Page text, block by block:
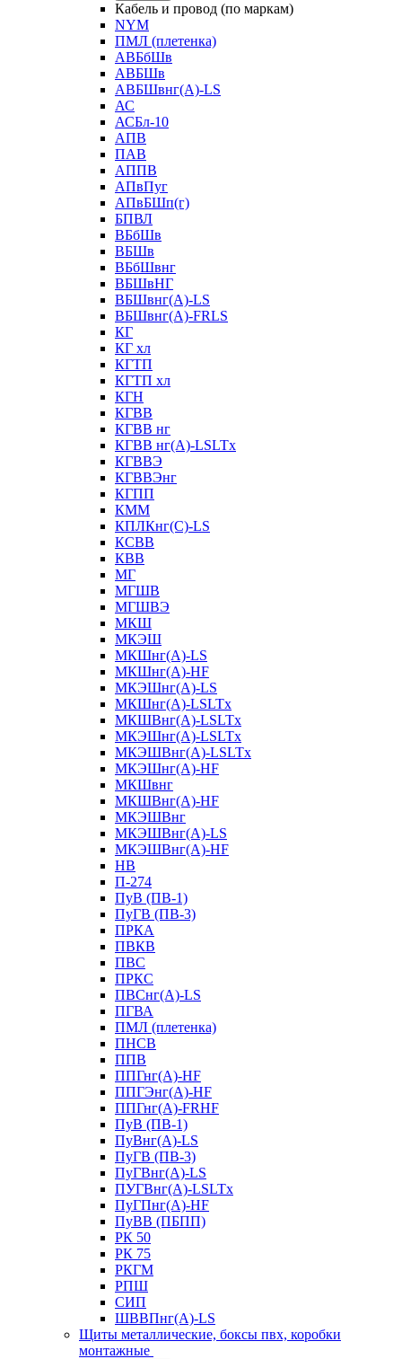
Кабель и провод (по маркам)
NYM
ПМЛ (плетенка)
АВБбШв
АВБШв
АВБШвнг(А)-LS
АС
АСБл-10
АПВ
ПАВ
АППВ
АПвПуг
АПвБШп(г)
БПВЛ
ВБбШв
ВБШв
ВБбШвнг
ВБШвНГ
ВБШвнг(А)-LS
ВБШвнг(А)-FRLS
КГ
КГ хл
КГТП
КГТП хл
КГН
КГВВ
КГВВ нг
КГВВ нг(А)-LSLTx
КГВВЭ
КГВВЭнг
КГПП
КММ
КПЛКнг(C)-LS
КСВВ
КВВ
МГ
МГШВ
МГШВЭ
МКШ
МКЭШ
МКШнг(А)-LS
МКШнг(А)-HF
МКЭШнг(А)-LS
МКШнг(А)-LSLTx
МКШВнг(A)-LSLTx
МКЭШнг(А)-LSLTx
МКЭШВнг(A)-LSLTx
МКЭШнг(А)-HF
МКШвнг
МКШВнг(А)-HF
МКЭШВнг
МКЭШВнг(А)-LS
МКЭШВнг(А)-HF
НВ
П-274
ПуВ (ПВ-1)
ПуГВ (ПВ-3)
ПРКА
ПВКВ
ПВС
ПРКС
ПВСнг(А)-LS
ПГВА
ПМЛ (плетенка)
ПНСВ
ППВ
ППГнг(А)-HF
ППГЭнг(А)-HF
ППГнг(А)-FRHF
ПуВ (ПВ-1)
ПуВнг(А)-LS
ПуГВ (ПВ-3)
ПуГВнг(А)-LS
ПУГВнг(А)-LSLTx
ПуГПнг(А)-HF
ПуВВ (ПБПП)
РК 50
РК 75
РКГМ
РПШ
СИП
ШВВПнг(А)-LS
Щиты металлические, боксы пвх, коробки
монтажные